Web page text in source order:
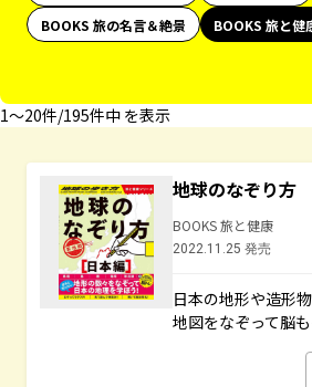
BOOKS 旅の名言＆絶景
BOOKS 旅と健
1〜20件/195件中 を表示
地球のなぞり
BOOKS 旅と健康
2022.11.25 発売
日本の地形や造形
地図をなぞって脳